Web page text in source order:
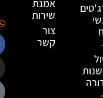
אמנת
שירות
צור
קשר